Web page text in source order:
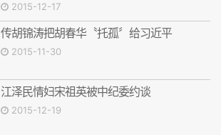
2015-12-17
传胡锦涛把胡春华〝托孤〞给习近平
2015-11-30
江泽民情妇宋祖英被中纪委约谈
2015-12-19